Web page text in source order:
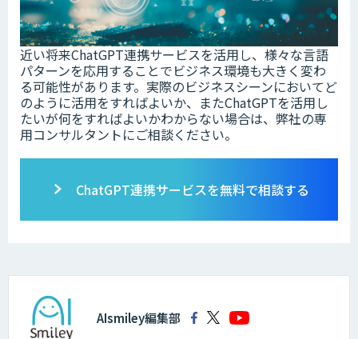
近い将来ChatGPT連携サービスを活用し、様々な言語
パターンを応用することでビジネス環境も大きく変わ
る可能性があります。実際のビジネスシーンにおいてど
のように活用をすればよいか、またChatGPTを活用し
たいが何をすればよいかわからない場合は、弊社の専
用コンサルタントにご相談ください。
ChatGPT連携サービスを無料で相談する
AIsmiley編集部